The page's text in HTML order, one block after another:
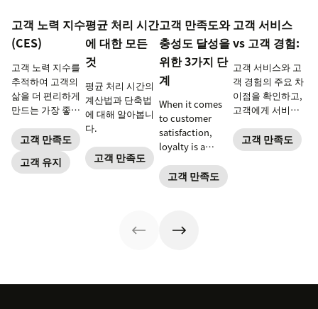
고객 노력 지수
(CES)
고객 노력 지수를
추적하여 고객의
삶을 더 편리하게
만드는 가장 좋은
요.고객 만족도
고객 유지
평균 처리 시간
에 대한 모든
것
평균 처리 시간의
계산법과 단축법
에 대해 알아봅니
다.
고객 만족도
고객 만족도와
충성도 달성을
위한 3가지 단
계
When it comes
to customer
satisfaction,
loyalty is a
matter.
고객 만족도
고객 서비스
vs 고객 경험:
고객 서비스와 고
객 경험의 주요 차
이점을 확인하고,
고객에게 서비스
을 즉각적으로 개
선하세요.
고객 만족도